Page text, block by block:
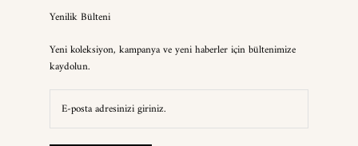
Yenilik Bülteni
Yeni koleksiyon, kampanya ve yeni haberler için bültenimize
kaydolun.